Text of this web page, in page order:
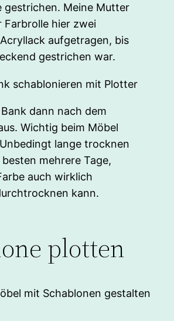
gestrichen. Meine Mutter
Farbrolle hier zwei
aufgetragen, bis
gestrichen war.
dann nach dem
Wichtig beim Möbel
lange trocknen
besten mehrere Tage,
auch wirklich
kann.
plotten